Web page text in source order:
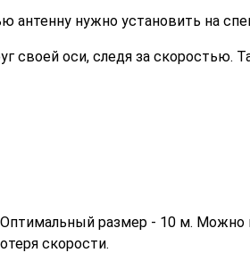
антенну нужно установить на
своей оси, следя за скоростью.
размер - 10 м. Можно
скорости.